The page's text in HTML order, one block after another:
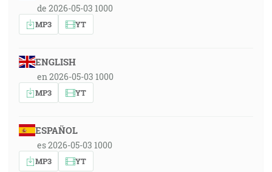
de 2026-05-03 1000
MP3 YT
ENGLISH
en 2026-05-03 1000
MP3 YT
ESPAÑOL
es 2026-05-03 1000
MP3 YT